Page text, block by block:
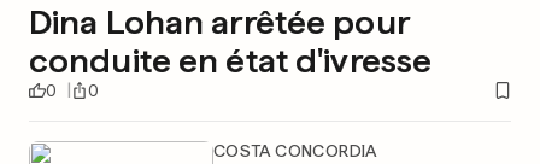
Dina Lohan arrêtée pour
conduite en état d'ivresse
0 0
COSTA CONCORDIA